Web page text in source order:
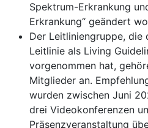
Spektrum-Erkrankung
Erkrankung“ geändert
Der Leitliniengruppe, die
Leitlinie als Living
vorgenommen hat,
Mitglieder an.
wurden zwischen Juni
drei Videokonferenzen
Präsenzveranstaltung